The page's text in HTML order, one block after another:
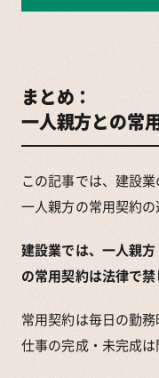
まとめ：
一人親方との常
この記事では、建設業
一人親方の常用契約
建設業では、一人親方
の常用契約は法律で禁
常用契約は毎日の勤務
仕事の完成・未完成は